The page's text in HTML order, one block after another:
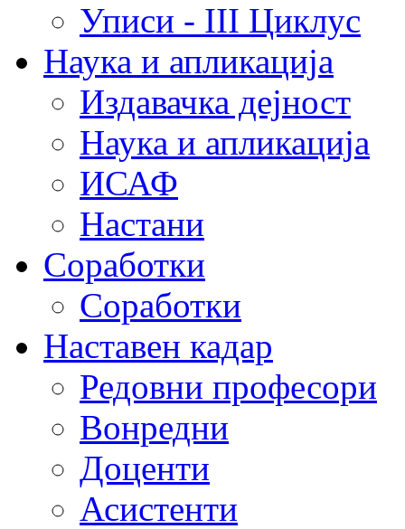
Уписи - III Циклус
Наука и апликација
Издавачка дејност
Наука и апликација
ИСАФ
Настани
Соработки
Соработки
Наставен кадар
Редовни професори
Вонредни
Доценти
Асистенти